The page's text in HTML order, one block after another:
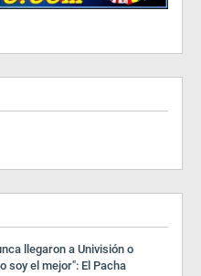
llegaron a Univisión o
soy el mejor": El Pacha